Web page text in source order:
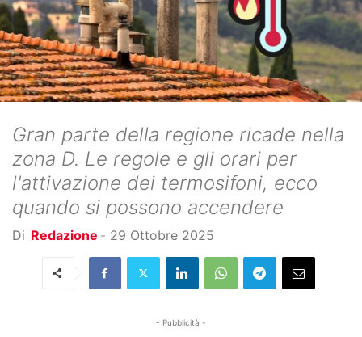
Gran parte della regione ricade nella
zona D. Le regole e gli orari per
l'attivazione dei termosifoni, ecco
quando si possono accendere
Di Redazione - 29 Ottobre 2025
- Pubblicità -